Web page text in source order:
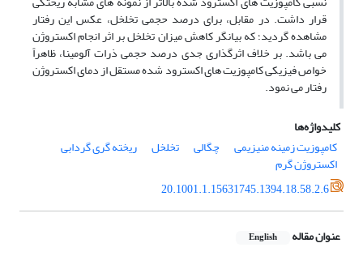
قرار داشت. در مقابل، برای درصد حجمی تخلخل، عکس این رفتار
مشاهده گردید؛ که بیانگر کاهش میزان تخلخل بر اثر انجام اکستروژن
می باشد. بر خلاف اثرگذاری جدی درصد حجمی ذرات آلومینا، ظاهراً
خواص فیزیکی کامپوزیت های اکسترود شده مستقل از دمای اکستروژن
رفتار می نمود.
کلیدواژه‌ها
کامپوزیت زمینه منیزیمی
چگالی تخلخل ریخته گری گردابی
اکستروژن گرم
20.1001.1.15631745.1394.18.58.2.6
عنوان مقاله English